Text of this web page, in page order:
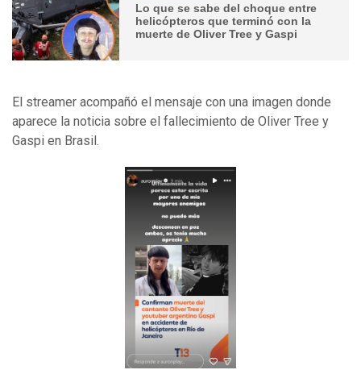
Lo que se sabe del choque entre
helicópteros que terminó con la
muerte de Oliver Tree y Gaspi
El streamer acompañó el mensaje con una imagen donde
aparece la noticia sobre el fallecimiento de Oliver Tree y
Gaspi en Brasil.